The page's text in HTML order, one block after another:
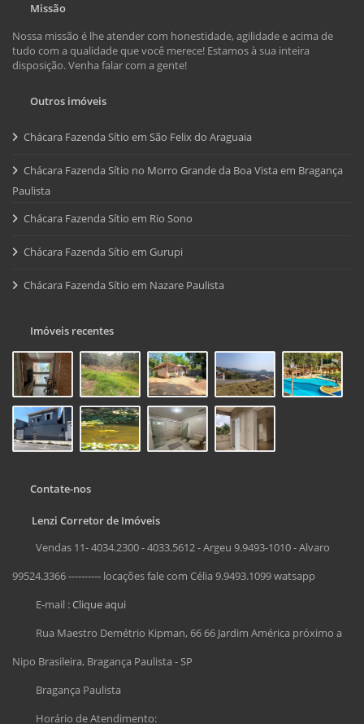
Missão
Nossa missão é lhe atender com honestidade, agilidade e acima de
tudo com a qualidade que você merece! Estamos à sua inteira
disposição. Venha falar com a gente!
Outros imóveis
Chácara Fazenda Sítio em São Felix do Araguaia
Chácara Fazenda Sítio no Morro Grande da Boa Vista em Bragança
Paulista
Chácara Fazenda Sítio em Rio Sono
Chácara Fazenda Sítio em Gurupi
Chácara Fazenda Sítio em Nazare Paulista
Imóveis recentes
Contate-nos
Lenzi Corretor de Imóveis
Vendas 11- 4034.2300 - 4033.5612 - Argeu 9.9493-1010 - Alvaro
99524.3366 ---------- locações fale com Célia 9.9493.1099 watsapp
E-mail :Clique aqui
Rua Maestro Demétrio Kipman, 66 66 Jardim América próximo a
Nipo Brasileira, Bragança Paulista - SP
Bragança Paulista
Horário de Atendimento: